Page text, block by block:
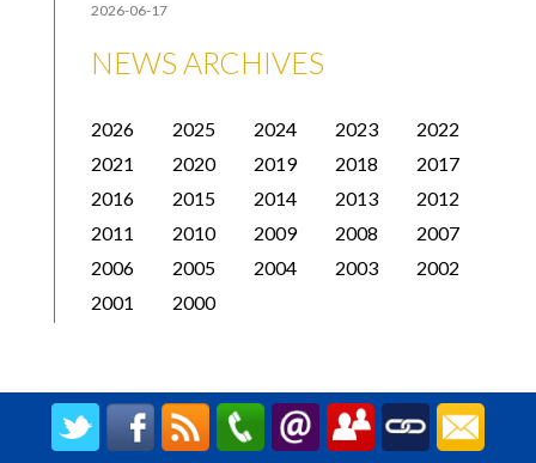
2026-06-17
NEWS ARCHIVES
2026 2025 2024 2023
2022
2021
2020 2019 2018
2017
2016
2015 2014 2013
2012
2011
2010 2009 2008
2007
2006
2005 2004 2003
2002
2001
2000